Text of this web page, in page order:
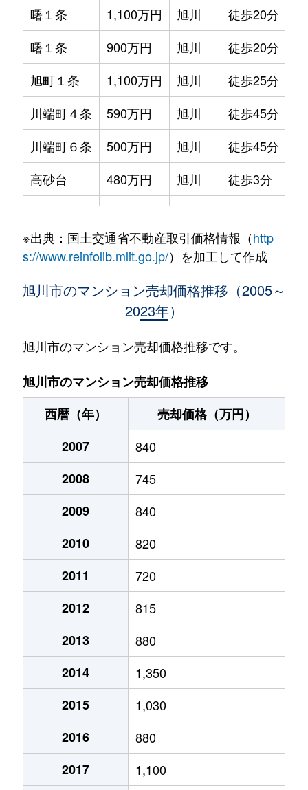
曙１条
1,100万円 旭川 徒歩20分
曙１条
900万円 旭川 徒歩20分
旭町１条
1,100万円 旭川 徒歩25分
川端町４条
590万円 旭川 徒歩45分
川端町６条
500万円 旭川 徒歩45分
高砂台
480万円 旭川 徒歩3分
錦町
850万円 旭川 徒歩45分
1,700万円
北門町
1,700万円 旭川 徒歩45分
緑町
950万円 旭川
宮下通
旭川 徒歩3分
宮下通
200万円
宮下通
170万円
宮前２条
2,500万円
宮前２条
2,800万円
※出典：国土交通省不動産取引価格情報（http
s://www.reinfolib.mlit.go.jp/）を加工して作成
旭川市のマンション売却価格推移（2005～
2023年）
旭川市のマンション売却価格推移です。
旭川市のマンション売却価格推移
西暦（年）
売却価格（万円）
2007
840
2008
745
2009
840
2010
820
2011
720
2012
815
2013
880
2014
1,350
2015
1,030
2016
880
2017
1,100